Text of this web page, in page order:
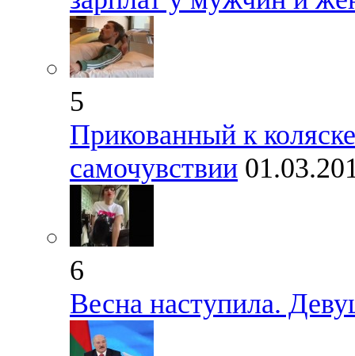
5
Прикованный к
самочувствии
6
Весна наступила.